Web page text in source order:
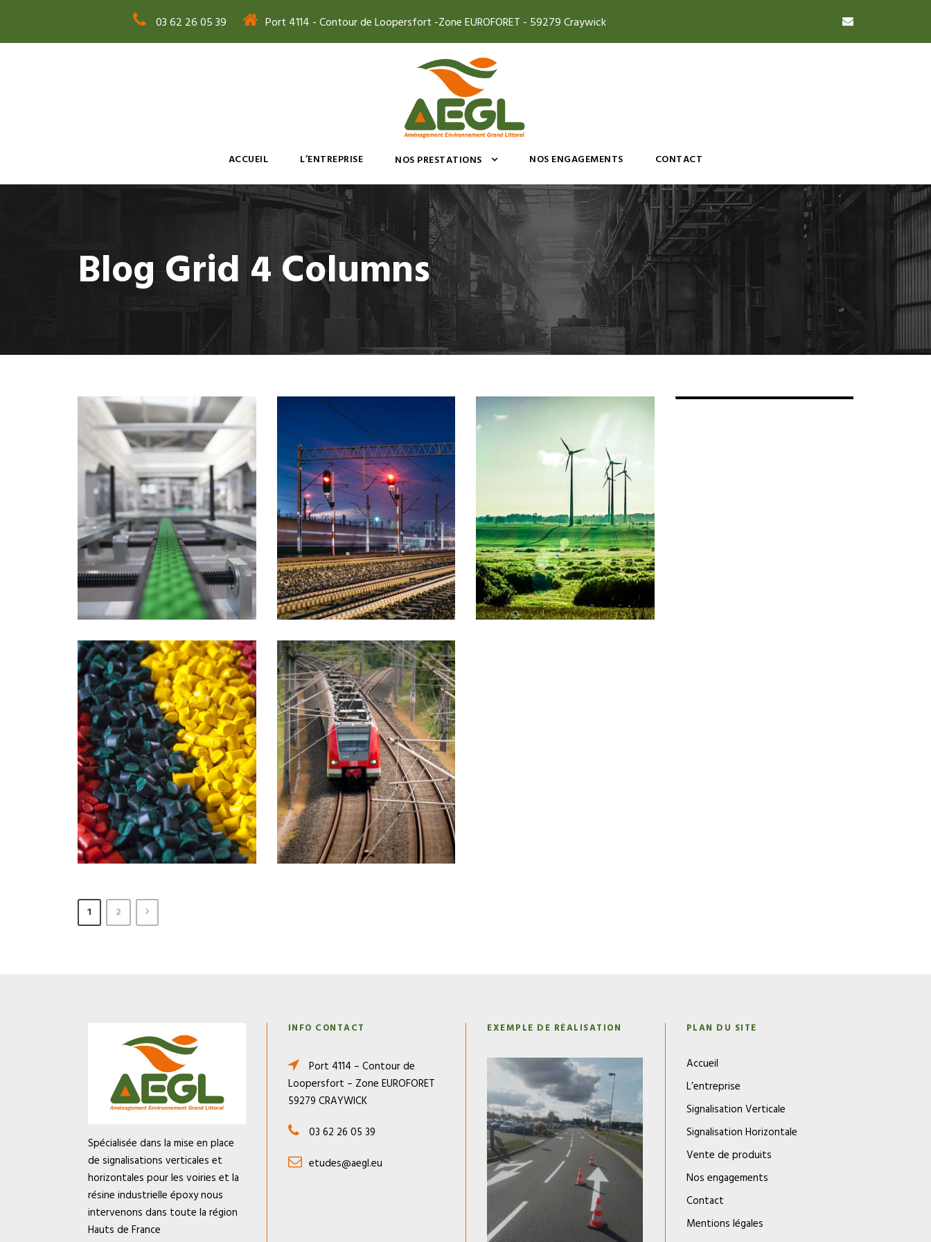
03 62 26 05 39 Port 4114 - Contour de Loopersfort -Zone EUROFORET - 59279 Craywick
ACCUEIL L’ENTREPRISE NOS PRESTATIONS NOS ENGAGEMENTS CONTACT
Blog Grid 4 Columns
6 JUIN 2016 6 JUIN 2016 6 JUIN 2016
6 JUIN 2016 6 JUIN 2016
6 JUIN 2016
1 2
Spécialisée dans la mise en place
de signalisations verticales et
horizontales pour les voiries et la
résine industrielle époxy nous
intervenons dans toute la région
Hauts de France
INFO CONTACT
Port 4114 – Contour de
Loopersfort – Zone EUROFORET
59279 CRAYWICK
03 62 26 05 39
etudes@aegl.eu
EXEMPLE DE RÉALISATION PLAN DU SITE
Accueil
L’entreprise
Signalisation Verticale
Signalisation Horizontale
Vente de produits
Nos engagements
Contact
Mentions légales